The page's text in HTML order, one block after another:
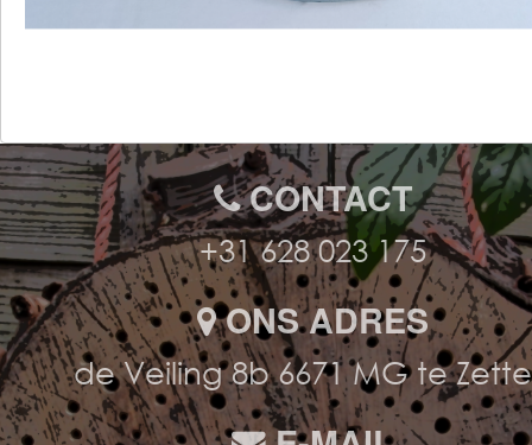
CONTACT
+31 628 023 175
ONS ADRES
de Veiling 8b 6671 MG te